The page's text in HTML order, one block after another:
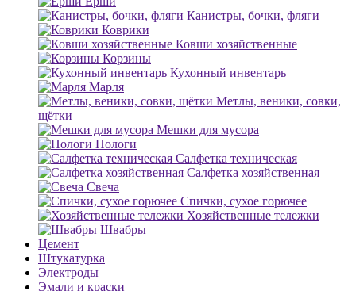
Канистры, бочки, фляги
Коврики
Ковши хозяйственные
Корзины
Кухонный инвентарь
Марля
Метлы, веники, совки,
щётки
Мешки для мусора
Пологи
Салфетка техническая
Салфетка хозяйственная
Свеча
Спички, сухое горючее
Хозяйственные тележки
Швабры
Цемент
Штукатурка
Электроды
Эмали и краски